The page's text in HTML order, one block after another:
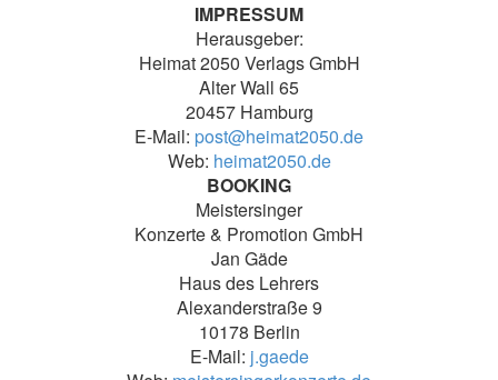
IMPRESSUM
Herausgeber:
Heimat 2050 Verlags GmbH
Alter Wall 65
20457 Hamburg
E-Mail: post@heimat2050.de
Web: heimat2050.de
BOOKING
Meistersinger
Konzerte & Promotion GmbH
Jan Gäde
Haus des Lehrers
Alexanderstraße 9
10178 Berlin
E-Mail: j.gaede